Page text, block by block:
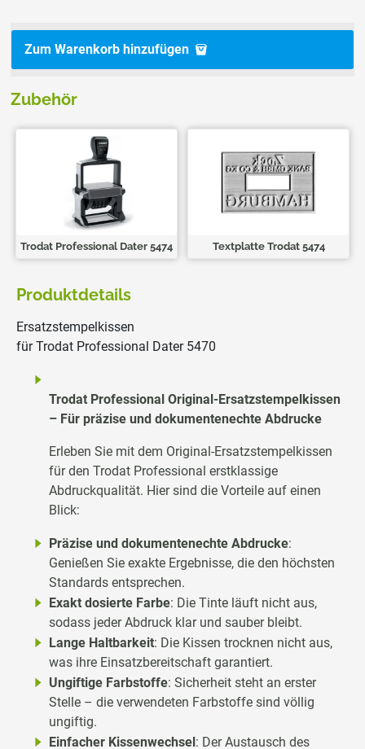
Zum Warenkorb hinzufügen
Zubehör
Trodat Professional Dater 5474 Textplatte Trodat 5474
Produktdetails
Ersatzstempelkissen
für Trodat Professional Dater 5470
Trodat Professional Original-Ersatzstempelkissen
– Für präzise und dokumentenechte Abdrucke
Erleben Sie mit dem Original-Ersatzstempelkissen
für den Trodat Professional erstklassige
Abdruckqualität. Hier sind die Vorteile auf einen
Blick:
Präzise und dokumentenechte Abdrucke:
Genießen Sie exakte Ergebnisse, die den höchsten
Standards entsprechen.
Exakt dosierte Farbe: Die Tinte läuft nicht aus,
sodass jeder Abdruck klar und sauber bleibt.
Lange Haltbarkeit: Die Kissen trocknen nicht aus,
was ihre Einsatzbereitschaft garantiert.
Ungiftige Farbstoffe: Sicherheit steht an erster
Stelle – die verwendeten Farbstoffe sind völlig
ungiftig.
Einfacher Kissenwechsel: Der Austausch des